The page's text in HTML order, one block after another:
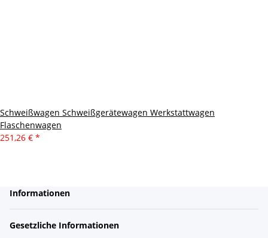
Schweißwagen Schweißgerätewagen Werkstattwagen
Flaschenwagen
251,26 € *
Informationen
Gesetzliche Informationen